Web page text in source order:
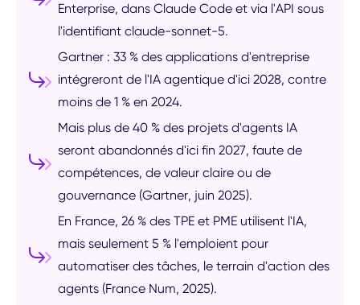
Enterprise, dans Claude Code et via l'API sous
l'identifiant claude-sonnet-5.
Gartner : 33 % des applications d'entreprise
intégreront de l'IA agentique d'ici 2028, contre
moins de 1 % en 2024.
Mais plus de 40 % des projets d'agents IA
seront abandonnés d'ici fin 2027, faute de
compétences, de valeur claire ou de
gouvernance (Gartner, juin 2025).
En France, 26 % des TPE et PME utilisent l'IA,
mais seulement 5 % l'emploient pour
automatiser des tâches, le terrain d'action des
agents (France Num, 2025).